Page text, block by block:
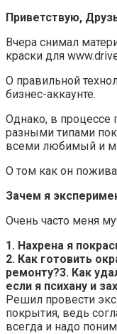
Приветствую,
Вчера снимал
краски для
О правильной
бизнес-аккаунте.
Однако, в процессе
разными типами
всеми любимый и
О том как он
Зачем я
Очень часто меня
1. Нахрена я
2. Как готовить
ремонту?3. Как
если я психану и
Решил провести
покрытия, ведь
всегда и надо